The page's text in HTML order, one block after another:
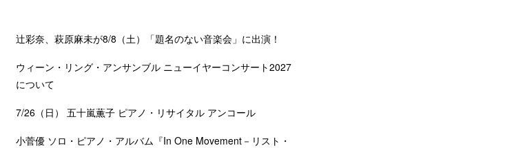
辻彩奈、萩原麻未が8/8（土）「題名のない音楽会」に出演！
ウィーン・リング・アンサンブル ニューイヤーコンサート2027
について
7/26（日） 五十嵐薫子 ピアノ・リサイタル アンコール
小菅優 ソロ・ピアノ・アルバム『In One Movement－リスト・